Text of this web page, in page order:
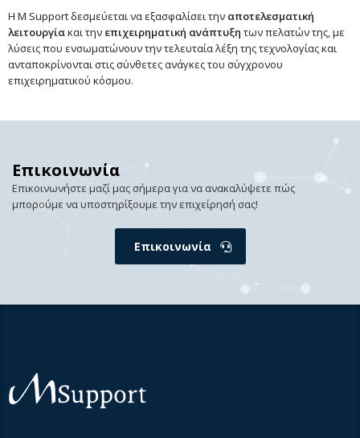
Η M Support δεσμεύεται να εξασφαλίσει την αποτελεσματική
λειτουργίακαι την επιχειρηματική ανάπτυξη των πελατών της, με
λύσεις που ενσωματώνουν την τελευταία λέξη της τεχνολογίας και
ανταποκρίνονται στις σύνθετες ανάγκες του σύγχρονου
επιχειρηματικού κόσμου.
Επικοινωνία
Επικοινωνήστε μαζί μας σήμερα για να ανακαλύψετε πώς
μπορούμε να υποστηρίξουμε την επιχείρησή σας!
Επικοινωνία